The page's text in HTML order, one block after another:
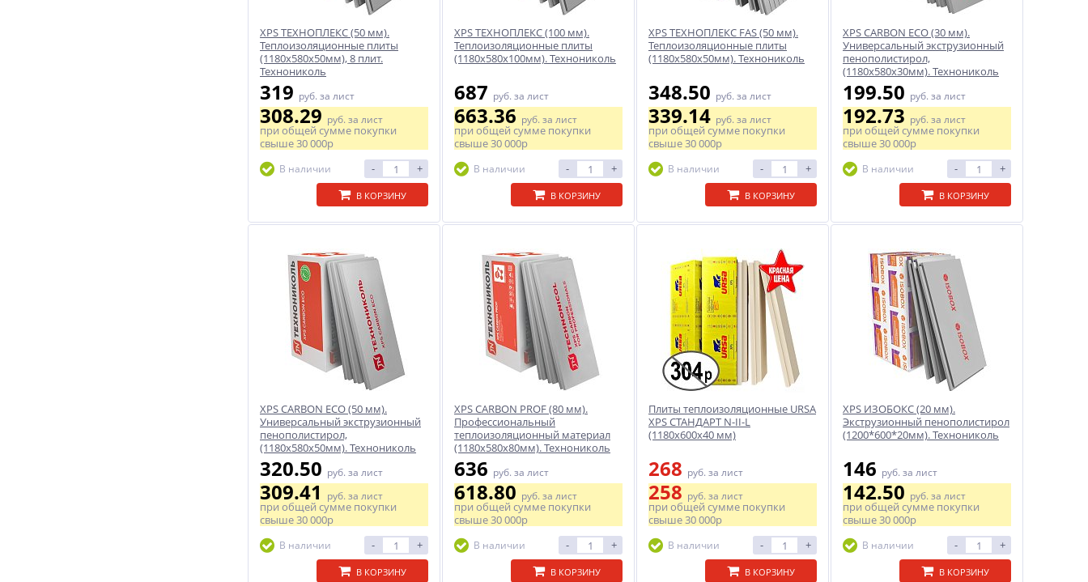
XPS ТЕХНОПЛЕКС (50 мм).
Теплоизоляционные плиты
(1180x580x50мм), 8 плит.
Технониколь
319 руб. за лист
308.29руб. за лист
при общей сумме покупки
свыше30 000р
В наличии - +
В КОРЗИНУ
XPS ТЕХНОПЛЕКС (100 мм).
Теплоизоляционные плиты
(1180x580x100мм). Технониколь
687 руб. за лист
663.36руб. за лист
при общей сумме покупки
свыше30 000р
В наличии - +
В КОРЗИНУ
XPS ТЕХНОПЛЕКС FAS (50 мм).
Теплоизоляционные плиты
(1180x580x50мм). Технониколь
348.50 руб. за лист
339.14руб. за лист
при общей сумме покупки
свыше30 000р
В наличии - +
В КОРЗИНУ
XPS CARBON ЕСО (30 мм).
Универсальный экструзионный
пенополистирол,
(1180x580х30мм). Технониколь
199.50 руб. за лист
192.73руб. за лист
при общей сумме покупки
свыше30 000р
В наличии - +
В КОРЗИНУ
XPS CARBON ЕСО (50 мм).
Универсальный экструзионный
пенополистирол,
(1180x580х50мм). Технониколь
320.50 руб. за лист
309.41руб. за лист
при общей сумме покупки
свыше30 000р
В наличии - +
В КОРЗИНУ
XPS CARBON PROF (80 мм).
Профессиональный
теплоизоляционный материал
(1180х580х80мм). Технониколь
636 руб. за лист
618.80руб. за лист
при общей сумме покупки
свыше30 000р
В наличии - +
В КОРЗИНУ
Плиты теплоизоляционные URSA
XPS СТАНДАРТ N-II-L
(1180х600х40 мм)
268 руб. за лист
258руб. за лист
при общей сумме покупки
свыше30 000р
В наличии - +
В КОРЗИНУ
XPS ИЗОБОКС (20 мм).
Экструзионный пенополистирол
(1200*600*20мм). Технониколь
146 руб. за лист
142.50руб. за лист
при общей сумме покупки
свыше30 000р
В наличии - +
В КОРЗИНУ